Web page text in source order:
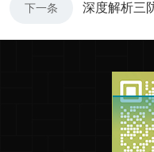
下一条 深度解析三